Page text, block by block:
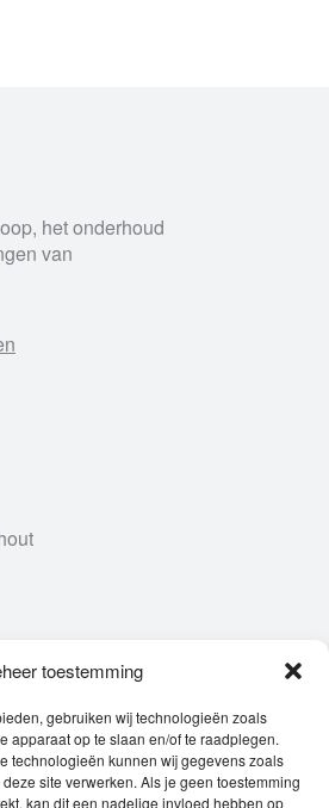
toestemming
gebruiken wij technologieën zoals
apparaat op te slaan en/of te raadplegen.
technologieën kunnen wij gegevens zoals
site verwerken. Als je geen toestemming
kan dit een nadelige invloed hebben op
het onderhoud
van
18u00
18u00